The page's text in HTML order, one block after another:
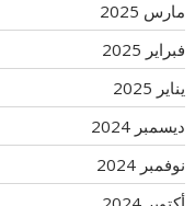
مارس 2025
فبراير 2025
يناير 2025
ديسمبر 2024
نوفمبر 2024